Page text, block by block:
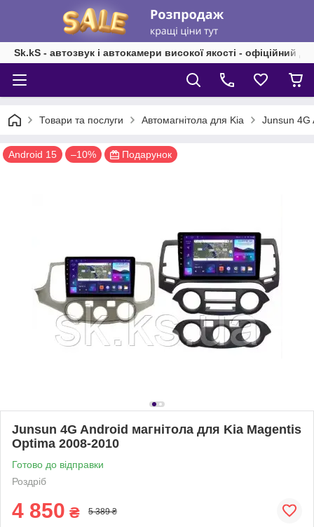
Sk.kS - автозвук і автокамери високої якості - офіційний
Товари та послуги Автомагнітола для Kia Junsun 4G
Android 15 –10% Подарунок
Junsun 4G Android магнітола для Kia Magentis
Optima 2008-2010
Готово до відправки
Роздріб
4 850 ₴ 5 389 ₴